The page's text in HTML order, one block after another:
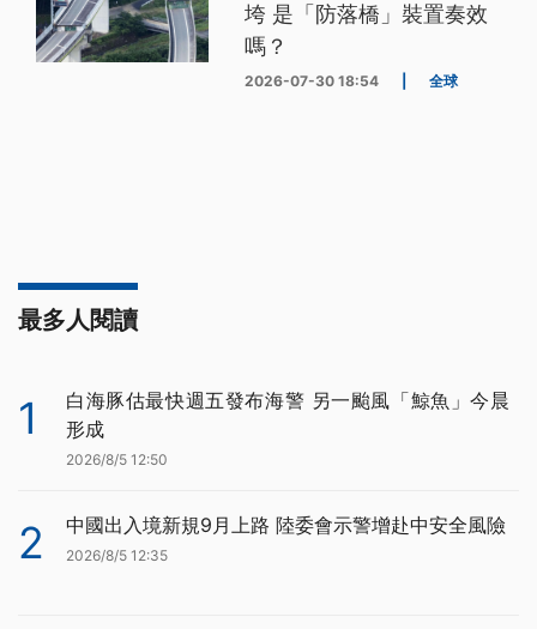
垮 是「防落橋」裝置奏效
嗎？
2026-07-30 18:54 全球
最多人閱讀
1
白海豚估最快週五發布海警 另一颱風「鯨魚」今晨
形成
2026/8/5 12:50
2 中國出入境新規9月上路 陸委會示警增赴中安全風險
2026/8/5 12:35